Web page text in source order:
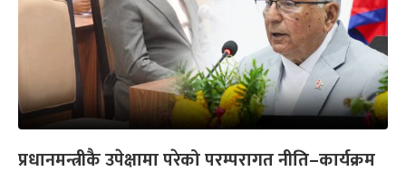
प्रधानमन्त्रीकै उपेक्षामा परेको परम्परागत नीति–कार्यक्रम